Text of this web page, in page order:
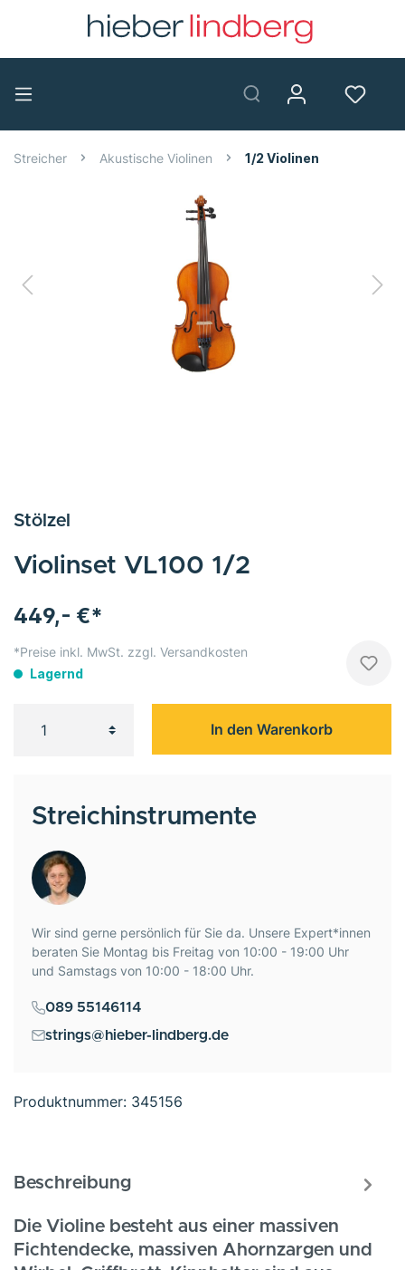
Streicher Akustische Violinen 1/2 Violinen
449,- €*
*Preise inkl. MwSt. zzgl. Versandkosten
Lagernd
In den Warenkorb
Stölzel
Produktnummer: 345156
Violinset VL100 1/2
Streichinstrumente
Wir sind gerne persönlich für Sie da. Unsere Expert*innen
beraten Sie Montag bis Freitag von 10:00 - 19:00 Uhr
und Samstags von 10:00 - 18:00 Uhr.
089 55146114
strings@hieber-lindberg.de
Beschreibung
Die Violine besteht aus einer massiven
Fichtendecke, massiven Ahornzargen und